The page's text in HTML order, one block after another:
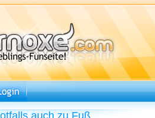
auch zu Fuß